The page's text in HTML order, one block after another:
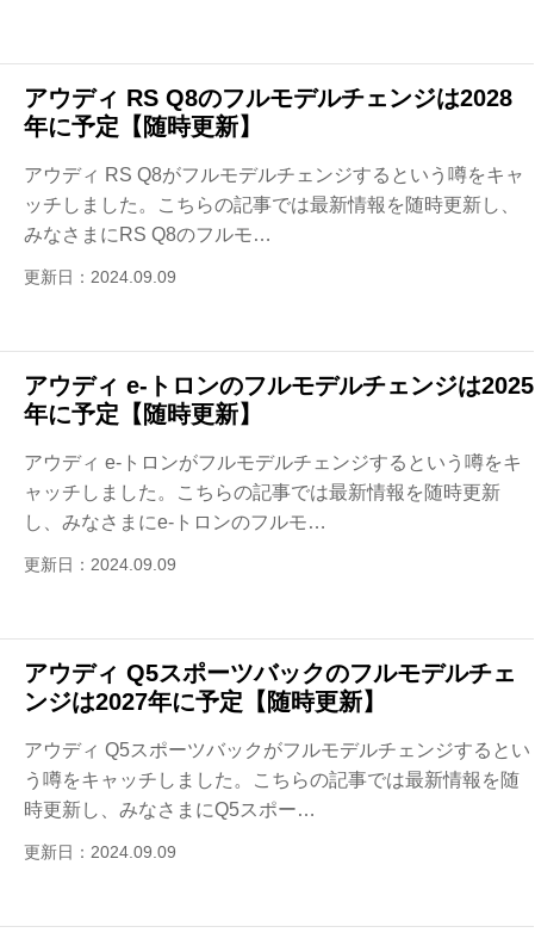
アウディ RS Q8のフルモデルチェンジは2028
年に予定【随時更新】
アウディ RS Q8がフルモデルチェンジするという噂をキャ
ッチしました。こちらの記事では最新情報を随時更新し、
みなさまにRS Q8のフルモ…
更新日：2024.09.09
アウディ e-トロンのフルモデルチェンジは2025
年に予定【随時更新】
アウディ e-トロンがフルモデルチェンジするという噂をキ
ャッチしました。こちらの記事では最新情報を随時更新
し、みなさまにe-トロンのフルモ…
更新日：2024.09.09
アウディ Q5スポーツバックのフルモデルチェ
ンジは2027年に予定【随時更新】
アウディ Q5スポーツバックがフルモデルチェンジするとい
う噂をキャッチしました。こちらの記事では最新情報を随
時更新し、みなさまにQ5スポー…
更新日：2024.09.09